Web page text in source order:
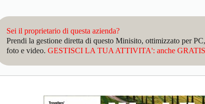
Sei il proprietario di questa azienda?
Prendi la gestione diretta di questo Minisito, ottimizzato per
foto e video. GESTISCI LA TUA ATTIVITA': anche